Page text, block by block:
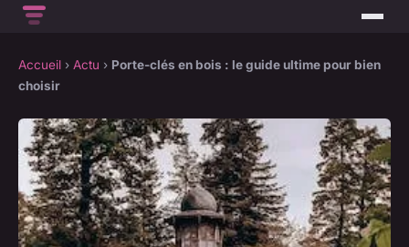
Accueil › Actu › Porte-clés en bois : le guide ultime pour bien
choisir